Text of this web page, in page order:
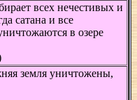
всех нечестивых и
сатана и все
в озере
земля уничтожены,